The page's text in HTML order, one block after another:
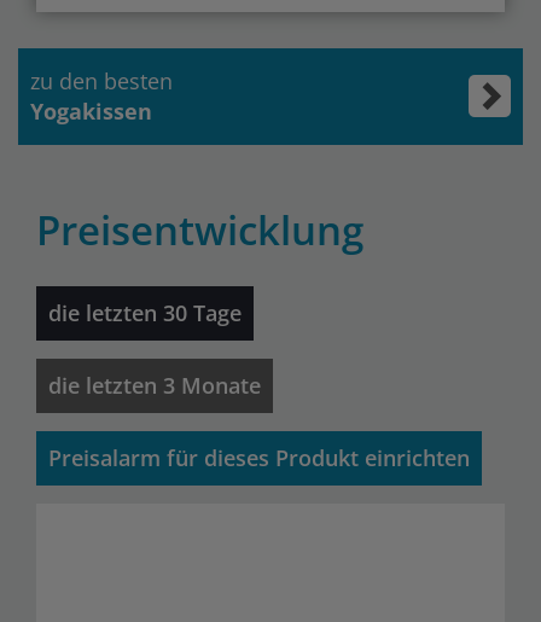
zu den besten
Yogakissen
Preisentwicklung
die letzten 30 Tage
die letzten 3 Monate
Preisalarm für dieses Produkt einrichten